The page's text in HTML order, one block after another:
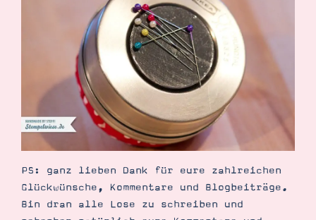
PS: ganz lieben Dank für eure zahlreichen
Glückwünsche, Kommentare und Blogbeiträge.
Bin dran alle Lose zu schreiben und